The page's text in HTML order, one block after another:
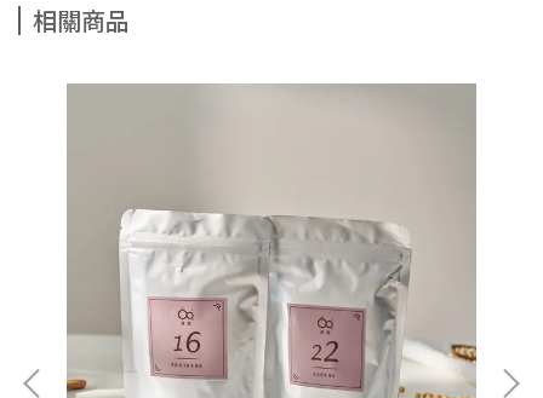
相關商品